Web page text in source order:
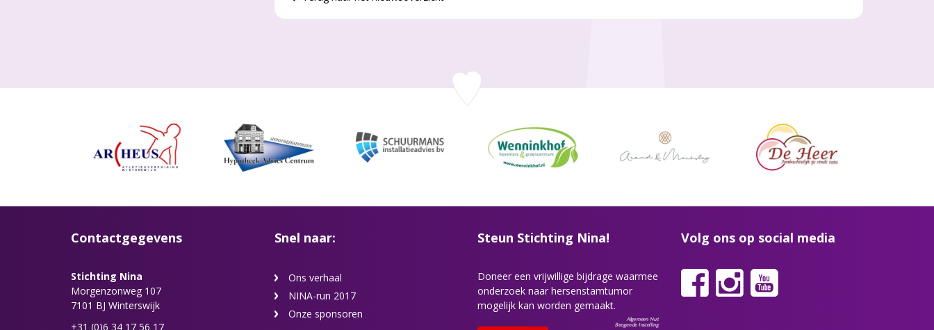
Contactgegevens
Stichting Nina
Morgenzonweg 107
7101 BJ Winterswijk
+31 (0)6 34 17 56 17
Snel naar:
Ons verhaal
NINA-run 2017
Onze sponsoren
Steun Stichting Nina!
Doneer een vrijwillige bijdrage waarmee
onderzoek naar hersenstamtumor
mogelijk kan worden gemaakt.
Volg ons op social media